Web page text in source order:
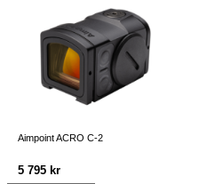
Aimpoint ACRO C-2
5 795 kr